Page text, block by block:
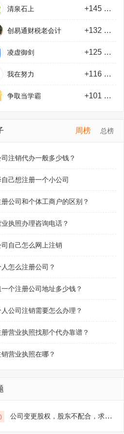
清泉石上 +145 积分
创易通财税老会计 +132 积分
凌虚御剑 +125 积分
我在努力 +116 积分
争取当学霸 +101 积分
周榜 总榜
注销代办一般多少钱？
己想注册一个小公司
公司和个体工商户的区别？
执照办理咨询电话？
自己怎么网上注销
怎么注册公司？
个注册公司地址多少钱？
公司注销需要怎么办理？
营业执照找那个代办靠谱？
营业执照在哪？
公司变更股权，股东不配合，求支招